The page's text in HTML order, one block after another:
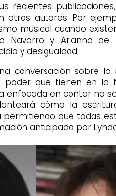
recientes
otros autores. Por
musical cuando
Navarro y Arianna de
y desigualdad.
conversación sobre
que tienen en la
enfocada en contar no
cómo la
permitiendo que todas
anticipada por